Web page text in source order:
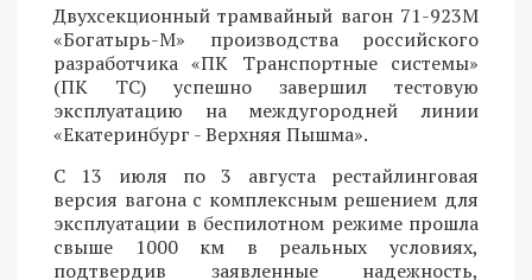
Двухсекционный трамвайный вагон 71-923М
«Богатырь-М» производства российского
разработчика «ПК Транспортные системы»
(ПК ТС) успешно завершил тестовую
эксплуатацию на междугородней линии
«Екатеринбург - Верхняя Пышма».
С 13 июля по 3 августа рестайлинговая
версия вагона с комплексным решением для
эксплуатации в беспилотном режиме прошла
свыше 1000 км в реальных условиях,
подтвердив заявленные надежность,